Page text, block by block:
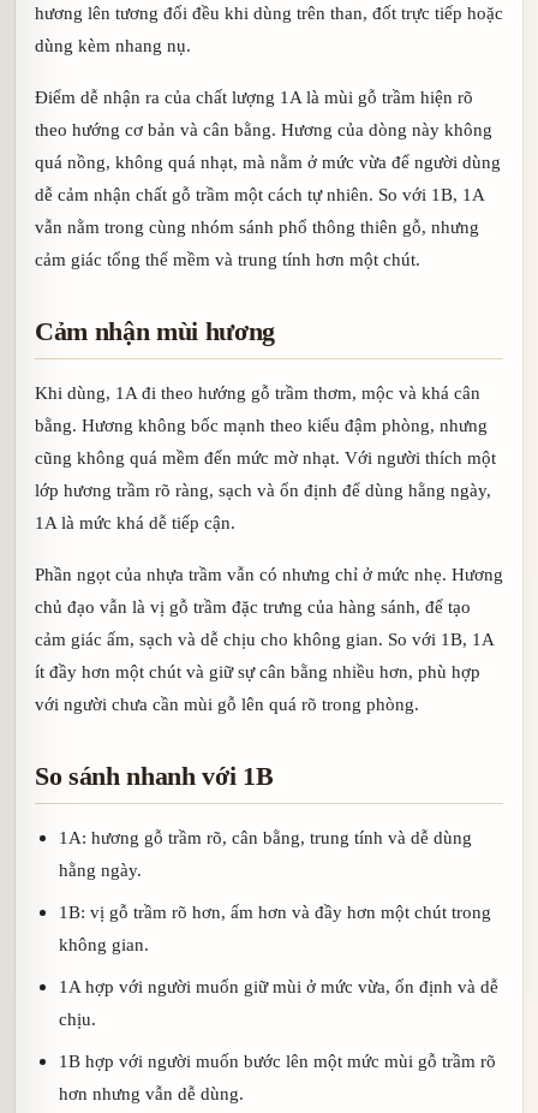
hương lên tương đối đều khi dùng trên than, đốt trực tiếp hoặc
dùng kèm nhang nụ.
Điểm dễ nhận ra của chất lượng 1A là mùi gỗ trầm hiện rõ
theo hướng cơ bản và cân bằng. Hương của dòng này không
quá nồng, không quá nhạt, mà nằm ở mức vừa để người dùng
dễ cảm nhận chất gỗ trầm một cách tự nhiên. So với 1B, 1A
vẫn nằm trong cùng nhóm sánh phổ thông thiên gỗ, nhưng
cảm giác tổng thể mềm và trung tính hơn một chút.
Cảm nhận mùi hương
Khi dùng, 1A đi theo hướng gỗ trầm thơm, mộc và khá cân
bằng. Hương không bốc mạnh theo kiểu đậm phòng, nhưng
cũng không quá mềm đến mức mờ nhạt. Với người thích một
lớp hương trầm rõ ràng, sạch và ổn định để dùng hằng ngày,
1A là mức khá dễ tiếp cận.
Phần ngọt của nhựa trầm vẫn có nhưng chỉ ở mức nhẹ. Hương
chủ đạo vẫn là vị gỗ trầm đặc trưng của hàng sánh, để tạo
cảm giác ấm, sạch và dễ chịu cho không gian. So với 1B, 1A
ít đầy hơn một chút và giữ sự cân bằng nhiều hơn, phù hợp
với người chưa cần mùi gỗ lên quá rõ trong phòng.
So sánh nhanh với 1B
1A: hương gỗ trầm rõ, cân bằng, trung tính và dễ dùng
hằng ngày.
1B: vị gỗ trầm rõ hơn, ấm hơn và đầy hơn một chút trong
không gian.
1A hợp với người muốn giữ mùi ở mức vừa, ổn định và dễ
chịu.
1B hợp với người muốn bước lên một mức mùi gỗ trầm rõ
hơn nhưng vẫn dễ dùng.